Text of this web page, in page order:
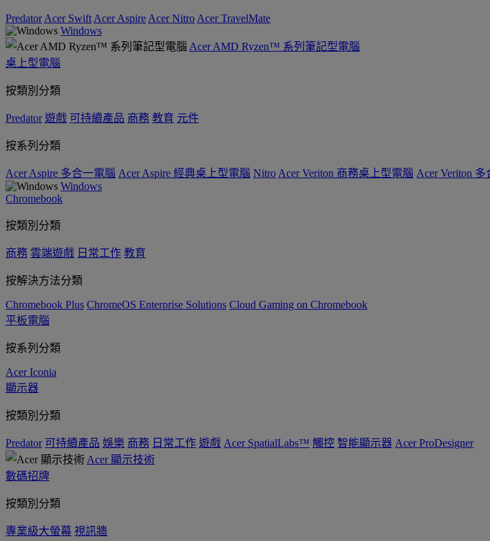
Predator Acer Swift Acer Aspire Acer Nitro Acer TravelMate
Windows
Acer AMD Ryzen™ 系列筆記型電腦
桌上型電腦
按類別分類
Predator 遊戲 可持續產品 商務 教育 元件
按系列分類
Acer Aspire 多合一電腦 Acer Aspire 經典桌上型電腦 Nitro Acer Veriton 商務桌上型電腦 Acer Veriton
Windows
Chromebook
按類別分類
商務 雲端遊戲 日常工作 教育
按解決方法分類
Chromebook Plus ChromeOS Enterprise Solutions Cloud Gaming on Chromebook
平板電腦
按系列分類
Acer Iconia
顯示器
按類別分類
Predator 可持續產品 娛樂 商務 日常工作 遊戲 Acer SpatialLabs™ 觸控 智能顯示器 Acer ProDesigner
Acer 顯示技術
數碼招牌
按類別分類
專業級大螢幕 視訊牆